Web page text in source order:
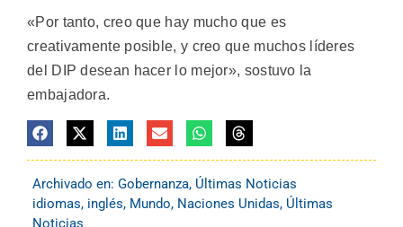
«Por tanto, creo que hay mucho que es
creativamente posible, y creo que muchos líderes
del DIP desean hacer lo mejor», sostuvo la
embajadora.
Archivado en: Gobernanza, Últimas Noticias
idiomas, inglés, Mundo, Naciones Unidas, Últimas
Noticias